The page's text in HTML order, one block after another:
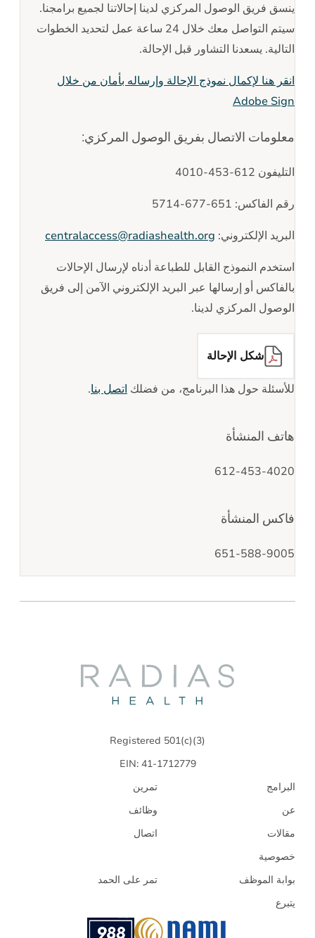
ينسق فريق الوصول المركزي لدينا إحالاتنا لجميع برامجنا.
سيتم التواصل معك خلال 24 ساعة عمل لتحديد الخطوات
التالية. يسعدنا التشاور قبل الإحالة.
انقر هنا لإكمال نموذج الإحالة وإرساله بأمان من خلال
Adobe Sign
معلومات الاتصال بفريق الوصول المركزي:
التليفون 612-453-4010
رقم الفاكس: 651-677-5714
البريد الإلكتروني: centralaccess@radiashealth.org
استخدم النموذج القابل للطباعة أدناه لإرسال الإحالات
بالفاكس أو إرسالها عبر البريد الإلكتروني الآمن إلى فريق
الوصول المركزي لدينا.
شكل الإحالة
للأسئلة حول هذا البرنامج، من فضلك اتصل بنا.
هاتف المنشأة
612-453-4020
فاكس المنشأة
651-588-9005
Registered 501(c)(3)
EIN: 41-1712779
البرامج
تمرين
عن
وظائف
مقالات
اتصال
خصوصية
بوابة الموظف
تمر على الحمد
يتبرع